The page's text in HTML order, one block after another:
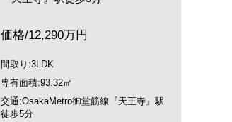
価格/12,290万円
間取り:3LDK
専有面積:93.32㎡
交通:OsakaMetro御堂筋線『天王寺』駅
徒歩5分